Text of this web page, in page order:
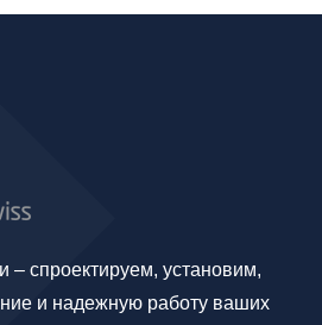
– спроектируем, установим,
и надежную работу ваших